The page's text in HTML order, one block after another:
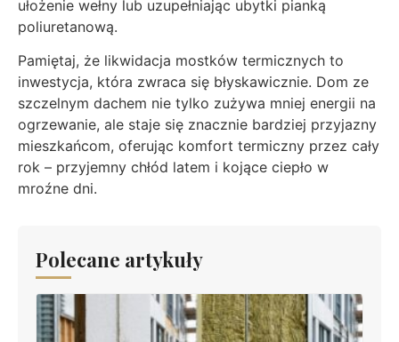
ułożenie wełny lub uzupełniając ubytki pianką
poliuretanową.
Pamiętaj, że likwidacja mostków termicznych to
inwestycja, która zwraca się błyskawicznie. Dom ze
szczelnym dachem nie tylko zużywa mniej energii na
ogrzewanie, ale staje się znacznie bardziej przyjazny
mieszkańcom, oferując komfort termiczny przez cały
rok – przyjemny chłód latem i kojące ciepło w
mroźne dni.
Polecane artykuły